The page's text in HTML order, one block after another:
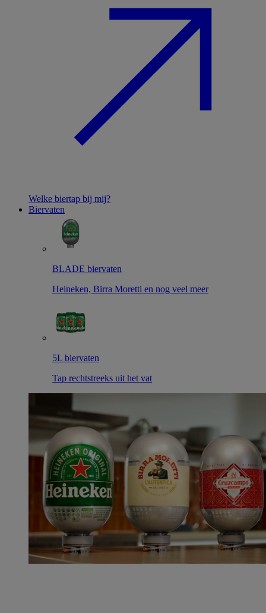
Welke biertap bij mij?
Biervaten
BLADE biervaten
Heineken, Birra Moretti en nog veel meer
5L biervaten
Tap rechtstreeks uit het vat